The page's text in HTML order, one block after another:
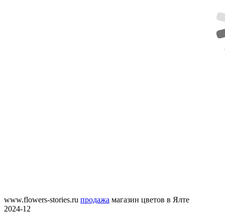
www.flowers-stories.ru продажа магазин цветов в Ялте
2024-12